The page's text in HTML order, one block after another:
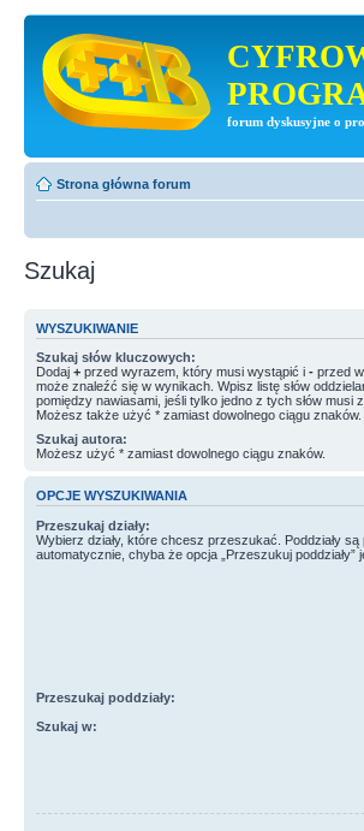
forum dyskusyjne o
Strona główna forum
Szukaj
WYSZUKIWANIE
Szukaj słów kluczowych:
Dodaj + przed wyrazem, który musi wystąpić i - przed
może znaleźć się w wynikach. Wpisz listę słów
pomiędzy nawiasami, jeśli tylko jedno z tych słów musi
Możesz także użyć * zamiast dowolnego ciągu znaków.
Szukaj autora:
Możesz użyć * zamiast dowolnego ciągu znaków.
OPCJE WYSZUKIWANIA
Przeszukaj działy:
Wybierz działy, które chcesz przeszukać. Poddziały
automatycznie, chyba że opcja „Przeszukuj poddziały”
Przeszukaj poddziały:
Szukaj w: